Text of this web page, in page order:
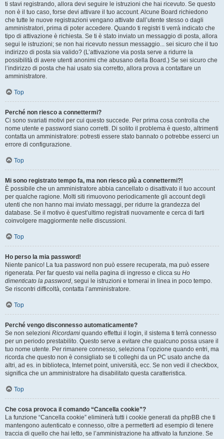
ti stavi registrando, allora devi seguire le istruzioni che hai ricevuto. Se questo
non è il tuo caso, forse devi attivare il tuo account. Alcune Board richiedono
che tutte le nuove registrazioni vengano attivate dall’utente stesso o dagli
amministratori, prima di poter accedere. Quando ti registri ti verrà indicato che
tipo di attivazione è richiesta. Se ti è stato inviato un messaggio di posta, allora
segui le istruzioni; se non hai ricevuto nessun messaggio... sei sicuro che il tuo
indirizzo di posta sia valido? (L’attivazione via posta serve a ridurre la
possibilità di avere utenti anonimi che abusano della Board.) Se sei sicuro che
l’indirizzo di posta che hai usato sia corretto, allora prova a contattare un
amministratore.
Top
Perché non riesco a connettermi?
Ci sono svariati motivi per cui questo succede. Per prima cosa controlla che
nome utente e password siano corretti. Di solito il problema è questo, altrimenti
contatta un amministratore: potresti essere stato bannato o potrebbe esserci un
errore di configurazione.
Top
Mi sono registrato tempo fa, ma non riesco più a connettermi?!
È possibile che un amministratore abbia cancellato o disattivato il tuo account
per qualche ragione. Molti siti rimuovono periodicamente gli account degli
utenti che non hanno mai inviato messaggi, per ridurre la grandezza del
database. Se il motivo è quest’ultimo registrati nuovamente e cerca di farti
coinvolgere maggiormente nelle discussioni.
Top
Ho perso la mia password!
Niente panico! La tua password non può essere recuperata, ma può essere
rigenerata. Per far questo vai nella pagina di ingresso e clicca su Ho
dimenticato la password, segui le istruzioni e tornerai in linea in poco tempo.
Se riscontri difficoltà, contatta l’amministratore.
Top
Perché vengo disconnesso automaticamente?
Se non selezioni Ricordami quando effettui il login, il sistema ti terrà connesso
per un periodo prestabilito. Questo serve a evitare che qualcuno possa usare il
tuo nome utente. Per rimanere connesso, seleziona l’opzione quando entri, ma
ricorda che questo non è consigliato se ti colleghi da un PC usato anche da
altri, ad es. in biblioteca, Internet point, università, ecc. Se non vedi il checkbox,
significa che un amministratore ha disabilitato questa caratteristica.
Top
Che cosa provoca il comando “Cancella cookie”?
La funzione “Cancella cookie” eliminerà tutti i cookie generati da phpBB che ti
mantengono autenticato e connesso, oltre a permetterti ad esempio di tenere
traccia di quello che hai letto, se l’amministrazione ha attivato la funzione. Se